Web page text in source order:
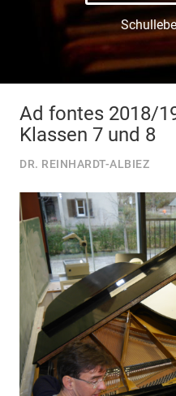
Ad fontes 2018/
Klassen 7 und 8
DR. REINHARDT-ALBIEZ